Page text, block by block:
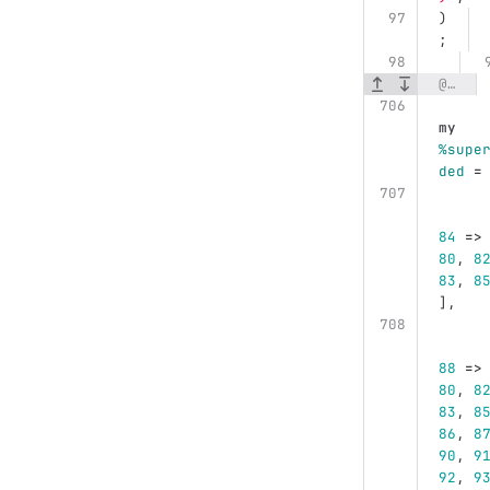
)
;
@@ -706,8 +707,8 @@ sub superseded_messages {
my
ded =
84 =>
80 ,
82
83 ,
85
],
88 =>
80 ,
82
83 ,
85
86 ,
87
90 ,
91
92 ,
93